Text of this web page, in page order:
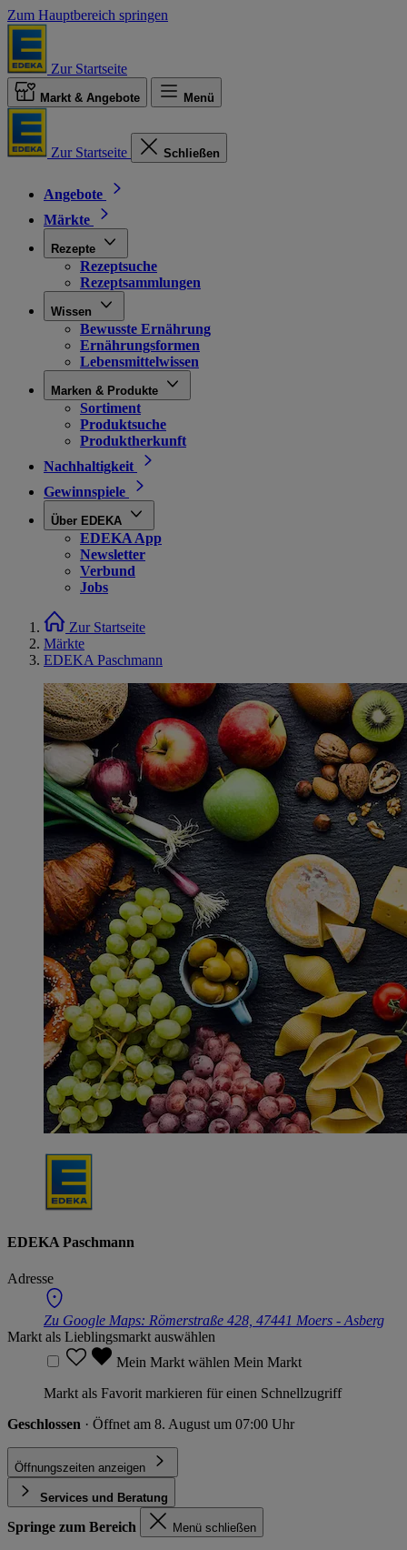
Zum Hauptbereich springen
Zur Startseite
Markt & Angebote Menü
Zur Startseite Schließen
Angebote
Märkte
Rezepte
Rezeptsuche
Rezeptsammlungen
Wissen
Bewusste Ernährung
Ernährungsformen
Lebensmittelwissen
Marken & Produkte
Sortiment
Produktsuche
Produktherkunft
Nachhaltigkeit
Gewinnspiele
Über EDEKA
EDEKA App
Newsletter
Verbund
Jobs
Zur Startseite
Märkte
EDEKA Paschmann
EDEKA Paschmann
Adresse
Zu Google Maps: Römerstraße 428, 47441 Moers - Asberg
Markt als Lieblingsmarkt auswählen
Mein Markt wählen Mein Markt
Markt als Favorit markieren für einen Schnellzugriff
Geschlossen · Öffnet am 8. August um 07:00 Uhr
Öffnungszeiten anzeigen
Services und Beratung
Springe zum Bereich Menü schließen